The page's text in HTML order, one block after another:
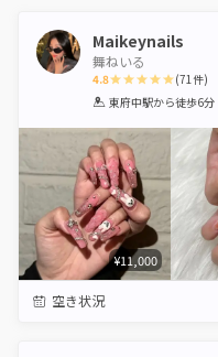
Maikeynails
舞ねいる
4.8
1 2 3 4 5
(71件)
東府中駅から徒歩6分
¥11,000
空き状況